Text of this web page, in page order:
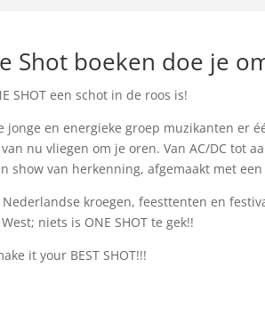
Shot boeken doe je
SHOT een schot in de roos is!
jonge en energieke groep muzikanten er
nu vliegen om je oren. Van AC/DC tot
show van herkenning, afgemaakt met
Nederlandse kroegen, feesttenten en
niets is ONE SHOT te gek!!
it your BEST SHOT!!!